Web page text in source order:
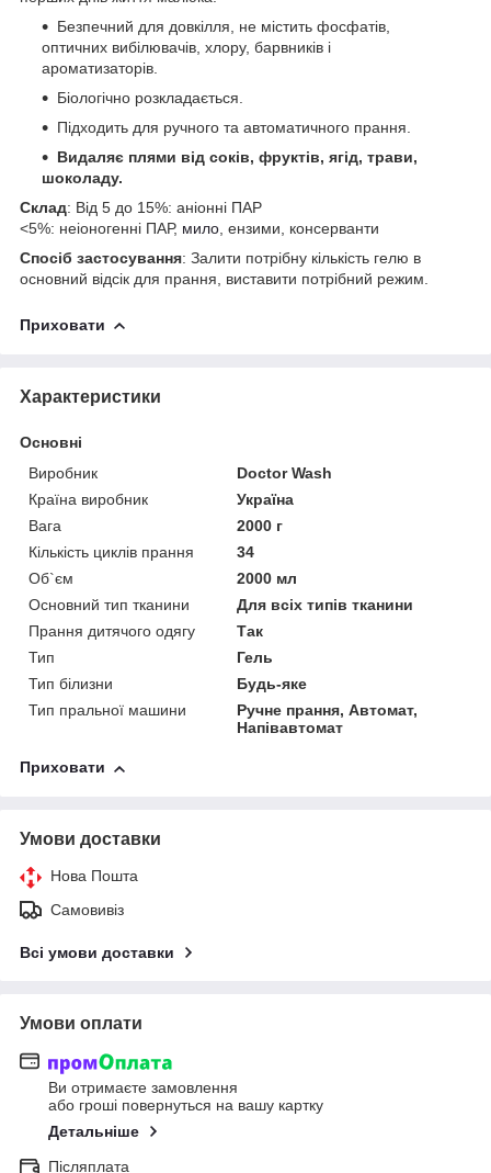
Безпечний для довкілля, не містить фосфатів,
оптичних вибілювачів, хлору, барвників і
ароматизаторів.
Біологічно розкладається.
Підходить для ручного та автоматичного прання.
Видаляє плями від соків, фруктів, ягід, трави,
шоколаду.
Склад: Від 5 до 15%: аніонні ПАР
<5%: неіоногенні ПАР, мило , ензими, консерванти
Спосіб застосування: Залити потрібну кількість гелю в
основний відсік для прання, виставити потрібний режим.
Приховати
Характеристики
Основні
Виробник
Doctor Wash
Країна виробник
Україна
Вага
2000 г
Кількість циклів прання
34
Об`єм
2000 мл
Основний тип тканини
Для всіх типів тканини
Прання дитячого одягу
Так
Тип
Гель
Тип білизни
Будь-яке
Тип пральної машини
Ручне прання, Автомат,
Напівавтомат
Приховати
Умови доставки
Нова Пошта
Самовивіз
Всі умови доставки
Умови оплати
Ви отримаєте замовлення
або гроші повернуться на вашу картку
Детальніше
Післяплата